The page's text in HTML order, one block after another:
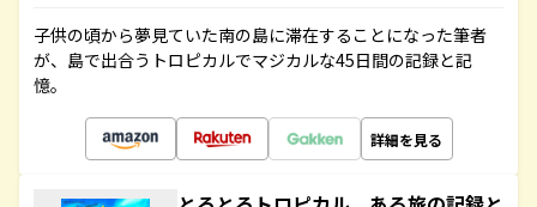
子供の頃から夢見ていた南の島に滞在することになった筆者
が、島で出合うトロピカルでマジカルな45日間の記録と記
憶。
詳細を見る